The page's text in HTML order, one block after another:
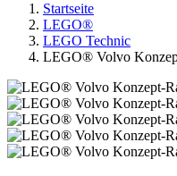
Startseite
LEGO®
LEGO Technic
LEGO® Volvo